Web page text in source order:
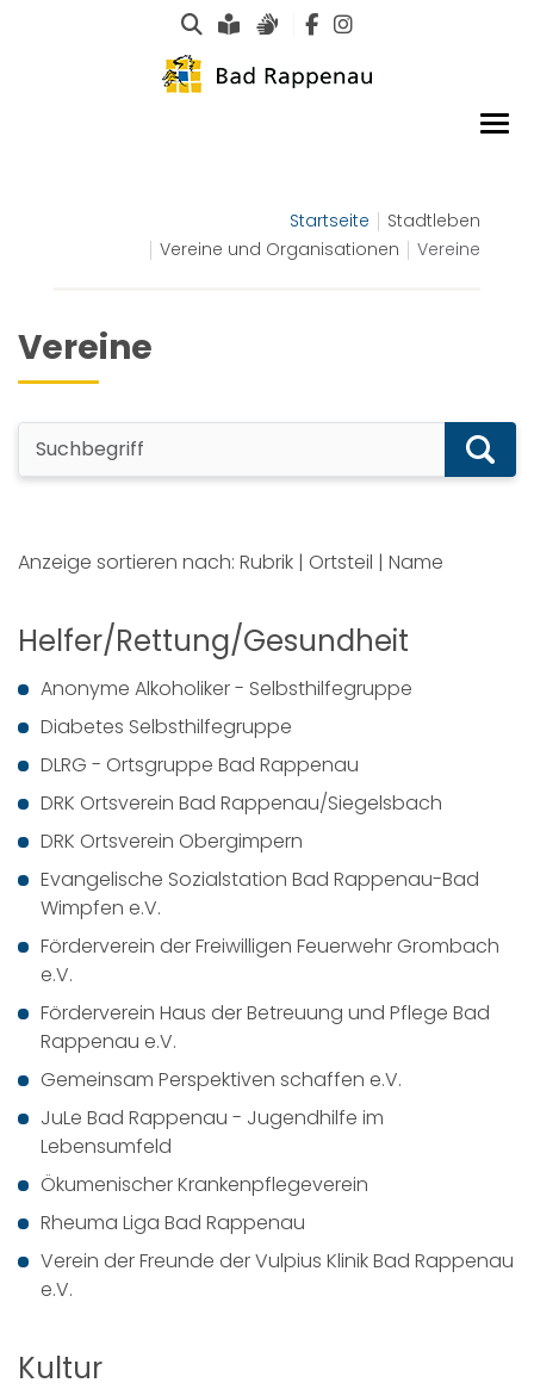
Suche
Leichte Sprache
Gebärdensprachen
Startseite
Stadtleben
Vereine und Organisationen
Vereine
Vereine
Anzeige sortieren nach: Rubrik | Ortsteil | Name
Helfer/Rettung/Gesundheit
Anonyme Alkoholiker - Selbsthilfegruppe
Diabetes Selbsthilfegruppe
DLRG - Ortsgruppe Bad Rappenau
DRK Ortsverein Bad Rappenau/Siegelsbach
DRK Ortsverein Obergimpern
Evangelische Sozialstation Bad Rappenau-Bad
Wimpfen e.V.
Förderverein der Freiwilligen Feuerwehr Grombach
e.V.
Förderverein Haus der Betreuung und Pflege Bad
Rappenau e.V.
Gemeinsam Perspektiven schaffen e.V.
JuLe Bad Rappenau - Jugendhilfe im
Lebensumfeld
Ökumenischer Krankenpflegeverein
Rheuma Liga Bad Rappenau
Verein der Freunde der Vulpius Klinik Bad Rappenau
e.V.
Kultur